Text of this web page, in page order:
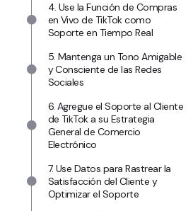
4. Use la Función de Compras
en Vivo de TikTok como
Soporte en Tiempo Real
5. Mantenga un Tono Amigable
y Consciente de las Redes
Sociales
6. Agregue el Soporte al Cliente
de TikTok a su Estrategia
General de Comercio
Electrónico
7. Use Datos para Rastrear la
Satisfacción del Cliente y
Optimizar el Soporte